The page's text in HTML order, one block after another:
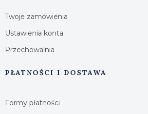
Twoje zamówienia
Ustawienia konta
Przechowalnia
PŁATNOŚCI I DOSTAWA
Formy płatności